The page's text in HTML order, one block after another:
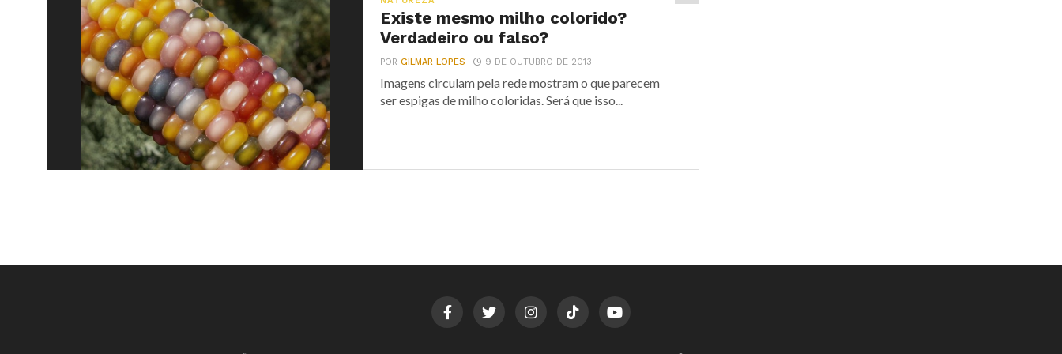
Existe mesmo milho colorido?
Verdadeiro ou falso?
PORGILMAR LOPES 9 DE OUTUBRO DE 2013
Imagens circulam pela rede mostram o que parecem
ser espigas de milho coloridas. Será que isso...